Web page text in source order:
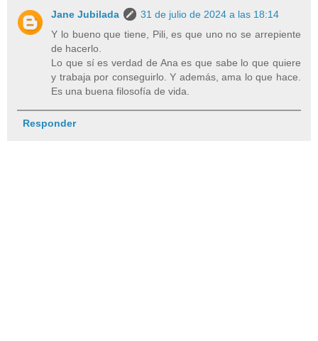
Jane Jubilada
31 de julio de 2024 a las 18:14
Y lo bueno que tiene, Pili, es que uno no se arrepiente
de hacerlo.
Lo que sí es verdad de Ana es que sabe lo que quiere
y trabaja por conseguirlo. Y además, ama lo que hace.
Es una buena filosofía de vida.
Responder